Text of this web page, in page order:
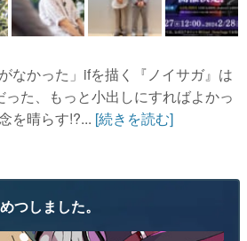
なかった」ifを描く『ノイサガ』は
った、もっと小出しにすればよかっ
を晴らす!?... [続きを読む]
つしました。